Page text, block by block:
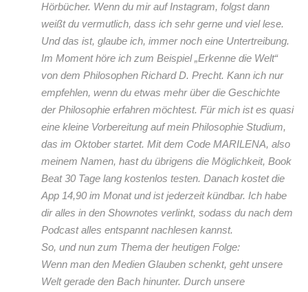
Hörbücher. Wenn du mir auf Instagram, folgst dann
weißt du vermutlich, dass ich sehr gerne und viel lese.
Und das ist, glaube ich, immer noch eine Untertreibung.
Im Moment höre ich zum Beispiel „Erkenne die Welt“
von dem Philosophen Richard D. Precht. Kann ich nur
empfehlen, wenn du etwas mehr über die Geschichte
der Philosophie erfahren möchtest. Für mich ist es quasi
eine kleine Vorbereitung auf mein Philosophie Studium,
das im Oktober startet. Mit dem Code MARILENA, also
meinem Namen, hast du übrigens die Möglichkeit, Book
Beat 30 Tage lang kostenlos testen. Danach kostet die
App 14,90 im Monat und ist jederzeit kündbar. Ich habe
dir alles in den Shownotes verlinkt, sodass du nach dem
Podcast alles entspannt nachlesen kannst.
So, und nun zum Thema der heutigen Folge:
Wenn man den Medien Glauben schenkt, geht unsere
Welt gerade den Bach hinunter. Durch unsere